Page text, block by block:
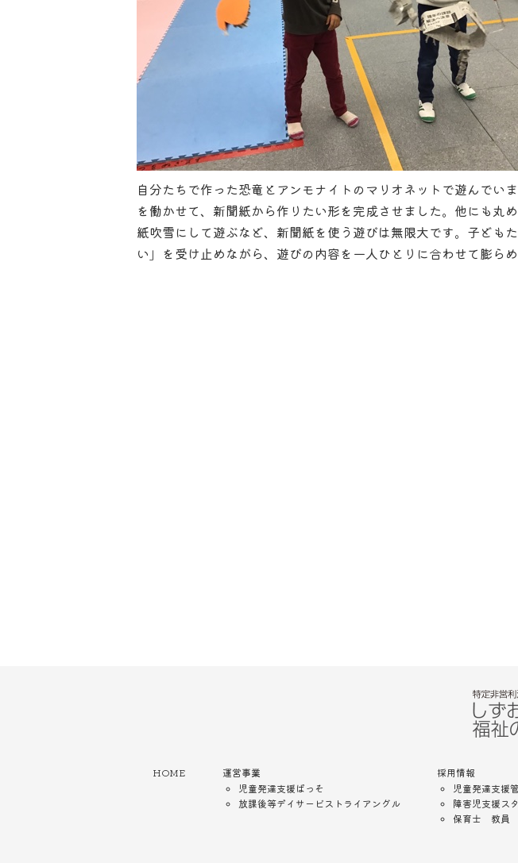
自分たちで作った恐竜とアンモナイトのマリオネットで遊んでい
を働かせて、新聞紙から作りたい形を完成させました。他にも丸
紙吹雪にして遊ぶなど、新聞紙を使う遊びは無限大です。子ども
い」を受け止めながら、遊びの内容を一人ひとりに合わせて膨らめ
HOME
運営事業
児童発達支援ぱっそ
放課後等デイサービストライアングル
採用情報
児童発達支援
障害児支援ス
保育士 教員